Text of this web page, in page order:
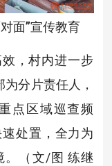
面”宣传教育
，村内进一步
分片责任人，
点区域巡查频
处置，全力为
。（文/图 练继